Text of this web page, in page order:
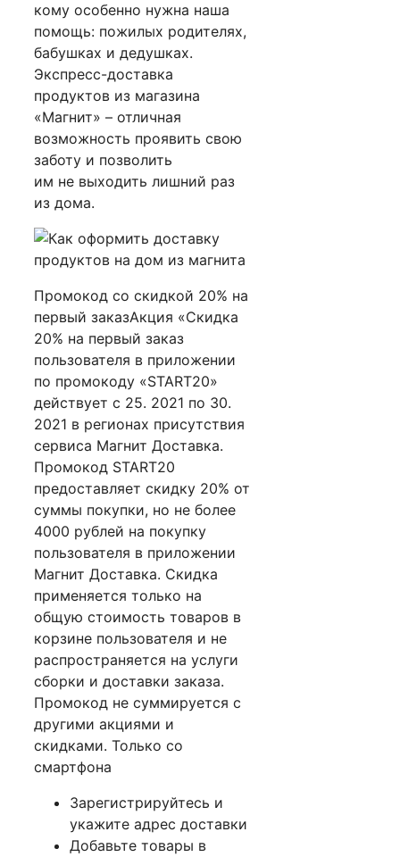
кому особенно нужна наша
помощь: пожилых родителях,
бабушках и дедушках.
Экспресс-доставка
продуктов из магазина
«Магнит» – отличная
возможность проявить свою
заботу и позволить
им не выходить лишний раз
из дома.
Промокод со скидкой 20% на
первый заказАкция «Скидка
20% на первый заказ
пользователя в приложении
по промокоду «START20»
действует с 25. 2021 по 30.
2021 в регионах присутствия
сервиса Магнит Доставка.
Промокод START20
предоставляет скидку 20% от
суммы покупки, но не более
4000 рублей на покупку
пользователя в приложении
Магнит Доставка. Скидка
применяется только на
общую стоимость товаров в
корзине пользователя и не
распространяется на услуги
сборки и доставки заказа.
Промокод не суммируется с
другими акциями и
скидками. Только со
смартфона
Зарегистрируйтесь и
укажите адрес доставки
Добавьте товары в